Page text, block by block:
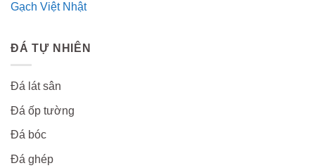
Gạch Việt Nhật
ĐÁ TỰ NHIÊN
Đá lát sân
Đá ốp tường
Đá bóc
Đá ghép